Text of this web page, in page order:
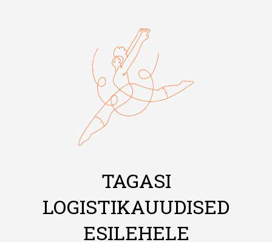
TAGASI
LOGISTIKAUUDISED
ESILEHELE